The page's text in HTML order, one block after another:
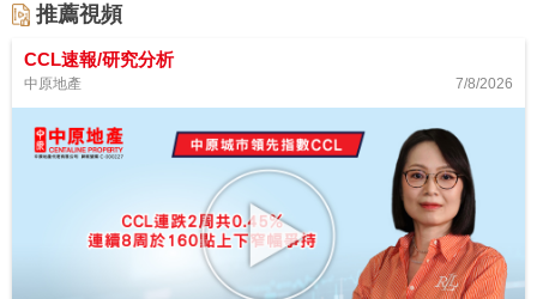
推薦視頻
CCL速報/研究分析
中原地產 7/8/2026